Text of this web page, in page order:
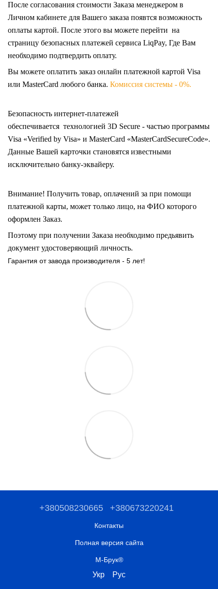
После согласования стоимости Заказа менеджером в
Личном кабинете для Вашего заказа появтся возможность
оплаты картой. После этого вы можете перейти на
страницу безопасных платежей сервиса LiqPay, Где Вам
необходимо подтвердить оплату.
Вы можете оплатить заказ онлайн платежной картой Visa
или MasterCard любого банка. Комиссия системы - 0%.
Безопасность интернет-платежей
обеспечивается технологией 3D Secure - частью программы
Visa «Verified by Visa» и MasterCard «MasterCardSecureCode».
Данные Вашей карточки становятся известными
исключительно банку-эквайеру.
Внимание! Получить товар, оплачений за при помощи
платежной карты, может только лицо, на ФИО которого
оформлен Заказ.
Поэтому при получении Заказа необходимо предьявить
документ удостоверяющий личность.
Гарантия от завода производителя - 5 лет!
+380508230665 +380673220241
Контакты
Полная версия сайта
М-Брук®
Укр Рус